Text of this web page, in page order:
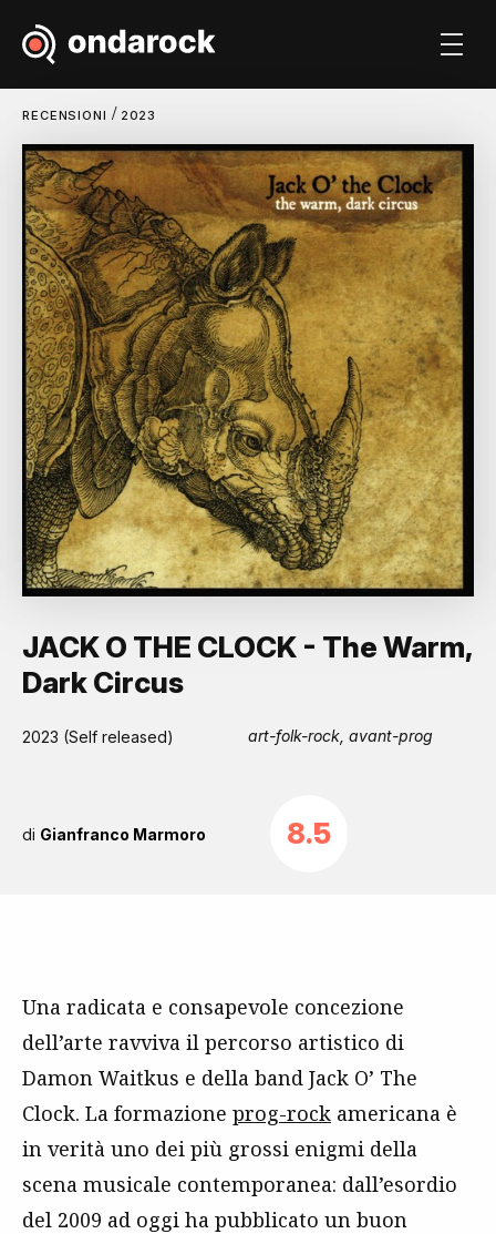
RECENSIONI / 2023
JACK O THE CLOCK - The Warm,
Dark Circus
2023 (Self released) art-folk-rock, avant-prog
di Gianfranco Marmoro 8.5
Una radicata e consapevole concezione
dell’arte ravviva il percorso artistico di
Damon Waitkus e della band Jack O’ The
Clock. La formazione prog-rock americana è
in verità uno dei più grossi enigmi della
scena musicale contemporanea: dall’esordio
del 2009 ad oggi ha pubblicato un buon